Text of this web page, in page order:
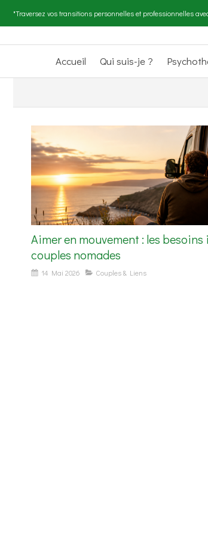
"Traversez vos transitions personnelles et professionnelles
Accueil Qui suis-je ?
Aimer en mouvement : les
couples nomades
14 Mai 2026 Couples & Liens